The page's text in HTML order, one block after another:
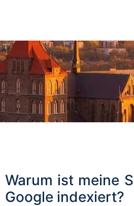
Warum ist meine
Google indexiert?